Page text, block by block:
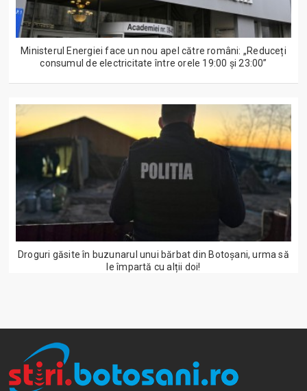
Ministerul Energiei face un nou apel către români: „Reduceți
consumul de electricitate între orele 19:00 și 23:00”
Droguri găsite în buzunarul unui bărbat din Botoșani, urma să
le împartă cu alții doi!